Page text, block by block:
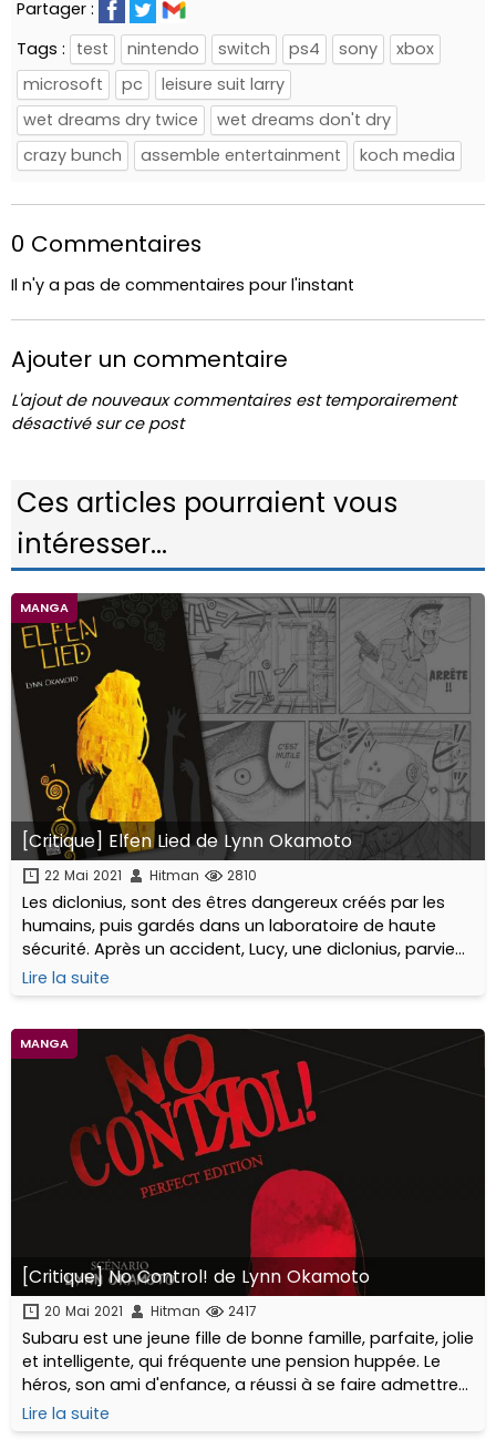
Partager :
Tags : test nintendo switch ps4 sony
xbox
microsoft
pc
leisure suit larry
wet dreams dry twice
wet dreams don't dry
crazy bunch
assemble entertainment koch media
0 Commentaires
Il n'y a pas de commentaires pour l'instant
Ajouter un commentaire
L'ajout de nouveaux commentaires est temporairement
désactivé sur ce post
Ces articles pourraient vous
intéresser...
MANGA
[Critique] Elfen Lied de Lynn Okamoto
22 Mai 2021 Hitman 2810
Les diclonius, sont des êtres dangereux créés par les
humains, puis gardés dans un laboratoire de haute
sécurité. Après un accident, Lucy, une diclonius, parvient
à s'échapper en tuant toutes les personnes sur son
chemin !
Lire la suite
MANGA
[Critique] No Control! de Lynn Okamoto
20 Mai 2021 Hitman 2417
Subaru est une jeune fille de bonne famille, parfaite, jolie
et intelligente, qui fréquente une pension huppée. Le
héros, son ami d'enfance, a réussi à se faire admettre
dans le même lycée qu'elle pour la retrouver...
Lire la suite